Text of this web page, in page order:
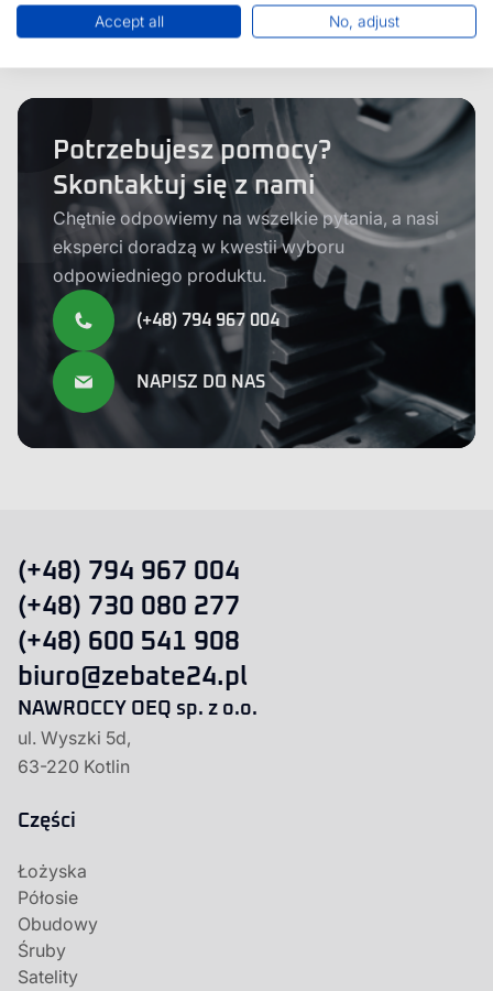
Potrzebujesz pomocy?
Skontaktuj się z nami
Chętnie odpowiemy na wszelkie pytania, a nasi
eksperci doradzą w kwestii wyboru
odpowiedniego produktu.
(+48) 794 967 004
NAPISZ DO NAS
(+48) 794 967 004
(+48) 730 080 277
(+48) 600 541 908
biuro@zebate24.pl
NAWROCCY OEQ sp. z o.o.
ul. Wyszki 5d,
63-220 Kotlin
Części
Łożyska
Półosie
Obudowy
Śruby
Satelity
Accept all No, adjust